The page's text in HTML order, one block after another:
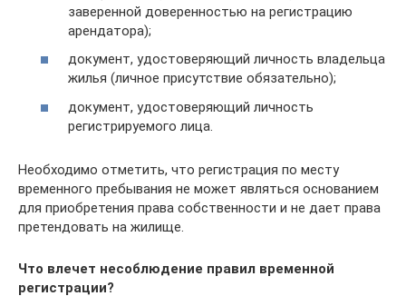
заверенной доверенностью на регистрацию
арендатора);
документ, удостоверяющий личность владельца
жилья (личное присутствие обязательно);
документ, удостоверяющий личность
регистрируемого лица.
Необходимо отметить, что регистрация по месту
временного пребывания не может являться основанием
для приобретения права собственности и не дает права
претендовать на жилище.
Что влечет несоблюдение правил временной
регистрации?